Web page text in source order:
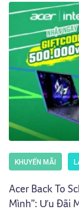
KHUYẾN MÃI
Acer Back To
Mình”: Ưu Đãi